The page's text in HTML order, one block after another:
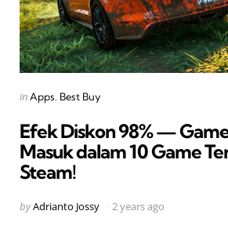
Categories
Posted
inApps Best Buy
Efek Diskon 98% —
Masuk dalam 10 Game
Steam!
Posted
byAdrianto Jossy 2 years ago